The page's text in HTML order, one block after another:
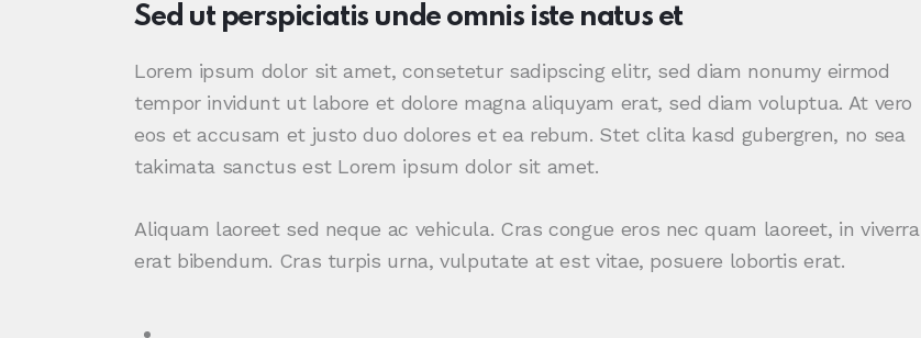
Sed ut perspiciatis unde omnis iste natus et
Lorem ipsum dolor sit amet, consetetur sadipscing elitr, sed diam nonumy eirmod
tempor invidunt ut labore et dolore magna aliquyam erat, sed diam voluptua. At vero
eos et accusam et justo duo dolores et ea rebum. Stet clita kasd gubergren, no sea
takimata sanctus est Lorem ipsum dolor sit amet.
Aliquam laoreet sed neque ac vehicula. Cras congue eros nec quam laoreet, in viverra
erat bibendum. Cras turpis urna, vulputate at est vitae, posuere lobortis erat.